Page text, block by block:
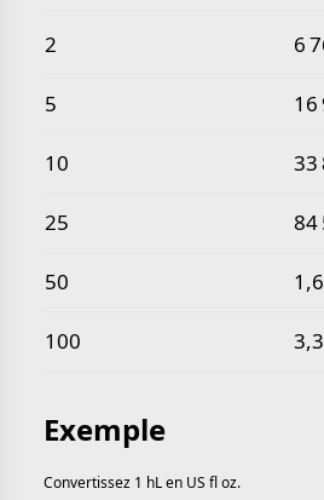
2 6
5 16
10 33
25 84
50
100
Exemple
Convertissez 1 hL en US fl oz.